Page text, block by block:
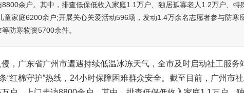
余户。其中，排查低保低收入家庭1.1万户、独居孤寡老人1.2万户、特
童家庭6200余户;开展关心关爱活动596场，发动1.4万余名志愿者参与防寒
防寒物资5700余件。
，广东省广州市遭遇持续低温冰冻天气，全市及时启动社工服务
“红棉守护”热线，24小时保障困难群众安全。截至目前，广州市